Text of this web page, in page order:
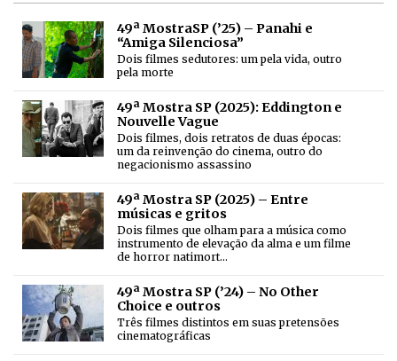
49ª MostraSP (’25) – Panahi e
“Amiga Silenciosa”
Dois filmes sedutores: um pela vida, outro
pela morte
49ª Mostra SP (2025): Eddington e
Nouvelle Vague
Dois filmes, dois retratos de duas épocas:
um da reinvenção do cinema, outro do
negacionismo assassino
49ª Mostra SP (2025) – Entre
músicas e gritos
Dois filmes que olham para a música como
instrumento de elevação da alma e um filme
de horror natimort…
49ª Mostra SP (’24) – No Other
Choice e outros
Três filmes distintos em suas pretensões
cinematográficas